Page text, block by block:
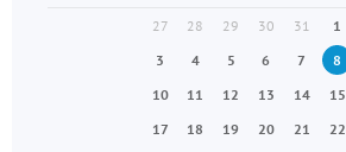
27
28 29 30 31 1
3
4 5 6 7 8
10
11 12 13 14 15
17
18 19 20 21 22